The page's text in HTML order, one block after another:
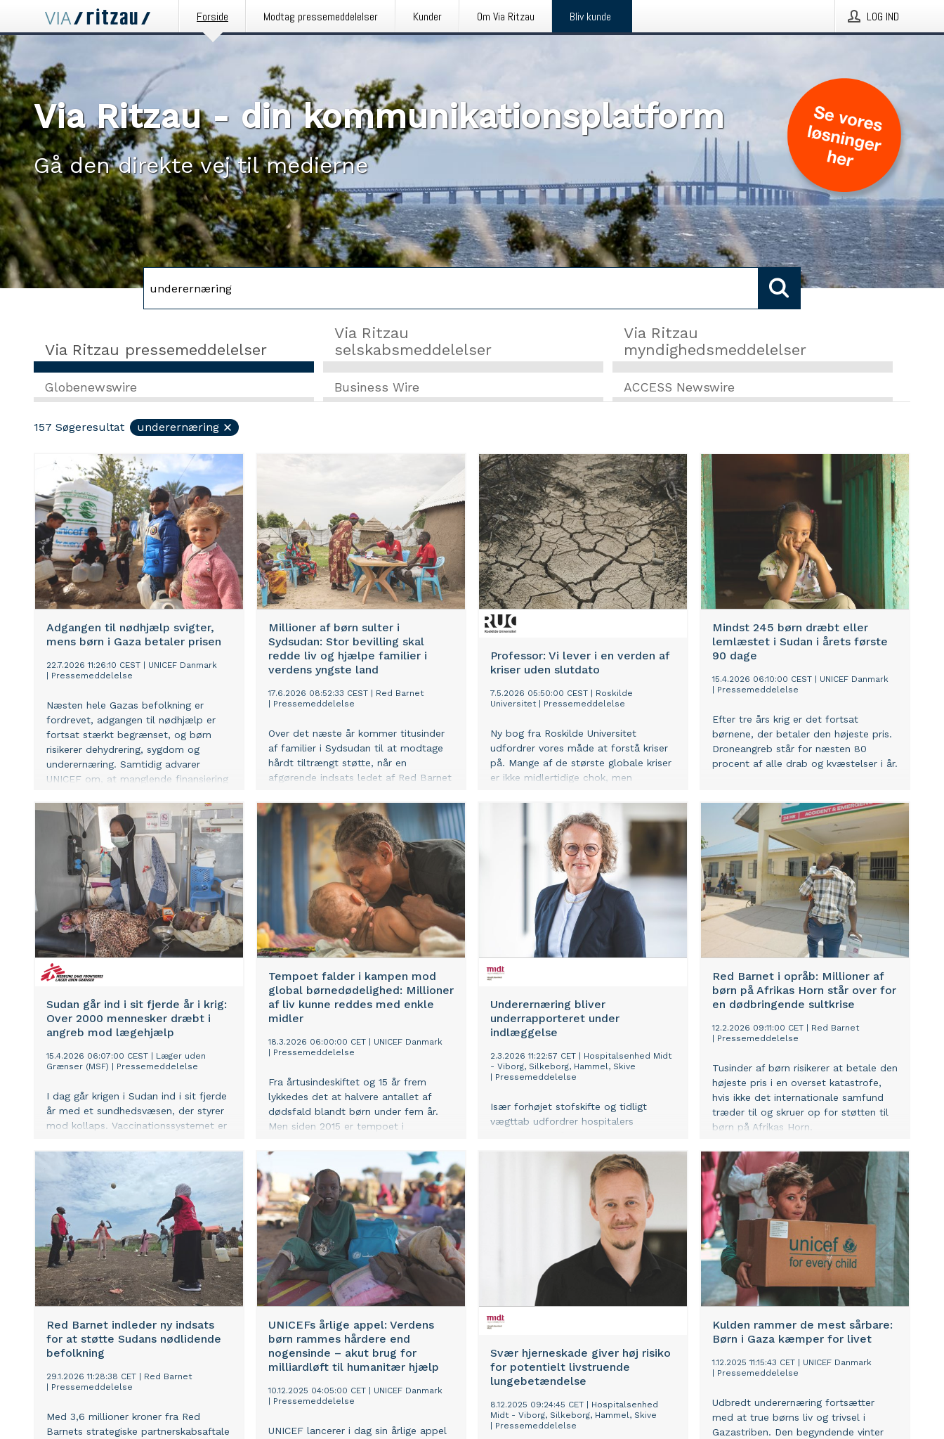
Forside Modtag pressemeddelelser Kunder Om Via Ritzau Bliv kunde LOG IND
Via Ritzau - din kommunikationsplatform
Gå den direkte vej til medierne
Via Ritzau pressemeddelelser
Via Ritzau
selskabsmeddelelser
Via Ritzau
myndighedsmeddelelser
Globenewswire Business Wire ACCESS Newswire
157 Søgeresultat underernæring
Adgangen til nødhjælp svigter,
mens børn i Gaza betaler prisen
22.7.2026 11:26:10 CEST
UNICEF Danmark
Pressemeddelelse
Næsten hele Gazas befolkning er
fordrevet, adgangen til nødhjælp er
fortsat stærkt begrænset, og børn
risikerer dehydrering, sygdom og
underernæring. Samtidig advarer
UNICEF om, at manglende finansiering
det stadig vanskeligere at nå frem
med livreddende hjælp.
Millioner af børn sulter i
Sydsudan: Stor bevilling skal
redde liv og hjælpe familier i
verdens yngste land
17.6.2026 08:52:33 CEST
Red Barnet
Pressemeddelelse
Over det næste år kommer titusinder
af familier i Sydsudan til at modtage
hårdt tiltrængt støtte, når en
afgørende indsats ledet af Red Barnet
120.000 mennesker kommer til at få
glæde af projektet, der støttes med
over 80 millioner kroner af EU
Professor: Vi lever i en verden af
kriser uden slutdato
7.5.2026 05:50:00 CEST
Roskilde
Universitet| Pressemeddelelse
Ny bog fra Roskilde Universitet
udfordrer vores måde at forstå kriser
på. Mange af de største globale kriser
er ikke midlertidige chok, men
Mindst 245 børn dræbt eller
lemlæstet i Sudan i årets første
90 dage
15.4.2026 06:10:00 CEST
UNICEF Danmark
Pressemeddelelse
Efter tre års krig er det fortsat
børnene, der betaler den højeste pris.
Droneangreb står for næsten 80
procent af alle drab og kvæstelser i år.
Sudan går ind i sit fjerde år i krig:
Over 2000 mennesker dræbt i
angreb mod lægehjælp
15.4.2026 06:07:00 CEST
Læger uden
Grænser (MSF)
Pressemeddelelse
I dag går krigen i Sudan ind i sit fjerde
år med et sundhedsvæsen, der styrer
mod kollaps. Vaccinationssystemet er
underernæring vokser, mens mødre-
og børnedødeligheden tiltager.
Samtidig er Sudan det land, hvor flest
blev dræbt i 2025, mens de modtog
eller gav lægehjælp.
Tempoet falder i kampen mod
global børnedødelighed: Millioner
af liv kunne reddes med enkle
midler
18.3.2026 06:00:00 CET
UNICEF Danmark
Pressemeddelelse
Fra årtusindeskiftet og 15 år frem
lykkedes det at halvere antallet af
dødsfald blandt børn under fem år.
Men siden 2015 er tempoet i
procent. Den bekymrende udvikling
sker til trods for, at mange af
dødsfaldene kan forhindres med
forholdsvis enkle indsatser.
Underernæring bliver
underrapporteret under
indlæggelse
2.3.2026 11:22:57 CET
Hospitalsenhed Midt
- Viborg, Silkeborg, Hammel, Skive
Pressemeddelelse
Især forhøjet stofskifte og tidligt
vægttab udfordrer hospitalers
underernæring, der derfor ofte bliver
underrapporteret under
rehabiliteringen, fortæller en forsker
bag en ny undersøgelse.
Red Barnet i opråb: Millioner af
børn på Afrikas Horn står over for
en dødbringende sultkrise
12.2.2026 09:11:00 CET
Red Barnet
Pressemeddelelse
Tusinder af børn risikerer at betale den
højeste pris i en overset katastrofe,
hvis ikke det internationale samfund
træder til og skruer op for støtten til
børn på Afrikas Horn.
Red Barnet indleder ny indsats
for at støtte Sudans nødlidende
befolkning
29.1.2026 11:28:38 CET
Red Barnet
Pressemeddelelse
Med 3,6 millioner kroner fra Red
Barnets strategiske partnerskabsaftale
UNICEFs årlige appel: Verdens
børn rammes hårdere end
nogensinde – akut brug for
milliardløft til humanitær hjælp
10.12.2025 04:05:00 CET
UNICEF Danmark
Pressemeddelelse
UNICEF lancerer i dag sin årlige appel
Svær hjerneskade giver høj risiko
for potentielt livstruende
lungebetændelse
8.12.2025 09:24:45 CET
Hospitalsenhed
Midt - Viborg, Silkeborg, Hammel, Skive
Pressemeddelelse
Kulden rammer de mest sårbare:
Børn i Gaza kæmper for livet
1.12.2025 11:15:43 CET
UNICEF Danmark
Pressemeddelelse
Udbredt underernæring fortsætter
med at true børns liv og trivsel i
Gazastriben. Den begyndende vinter